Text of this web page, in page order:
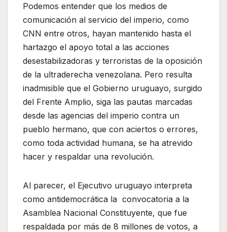
Podemos entender que los medios de
comunicación al servicio del imperio, como
CNN entre otros, hayan mantenido hasta el
hartazgo el apoyo total a las acciones
desestabilizadoras y terroristas de la oposición
de la ultraderecha venezolana. Pero resulta
inadmisible que el Gobierno uruguayo, surgido
del Frente Amplio, siga las pautas marcadas
desde las agencias del imperio contra un
pueblo hermano, que con aciertos o errores,
como toda actividad humana, se ha atrevido
hacer y respaldar una revolución.
Al parecer, el Ejecutivo uruguayo interpreta
como antidemocrática la convocatoria a la
Asamblea Nacional Constituyente, que fue
respaldada por más de 8 millones de votos, a